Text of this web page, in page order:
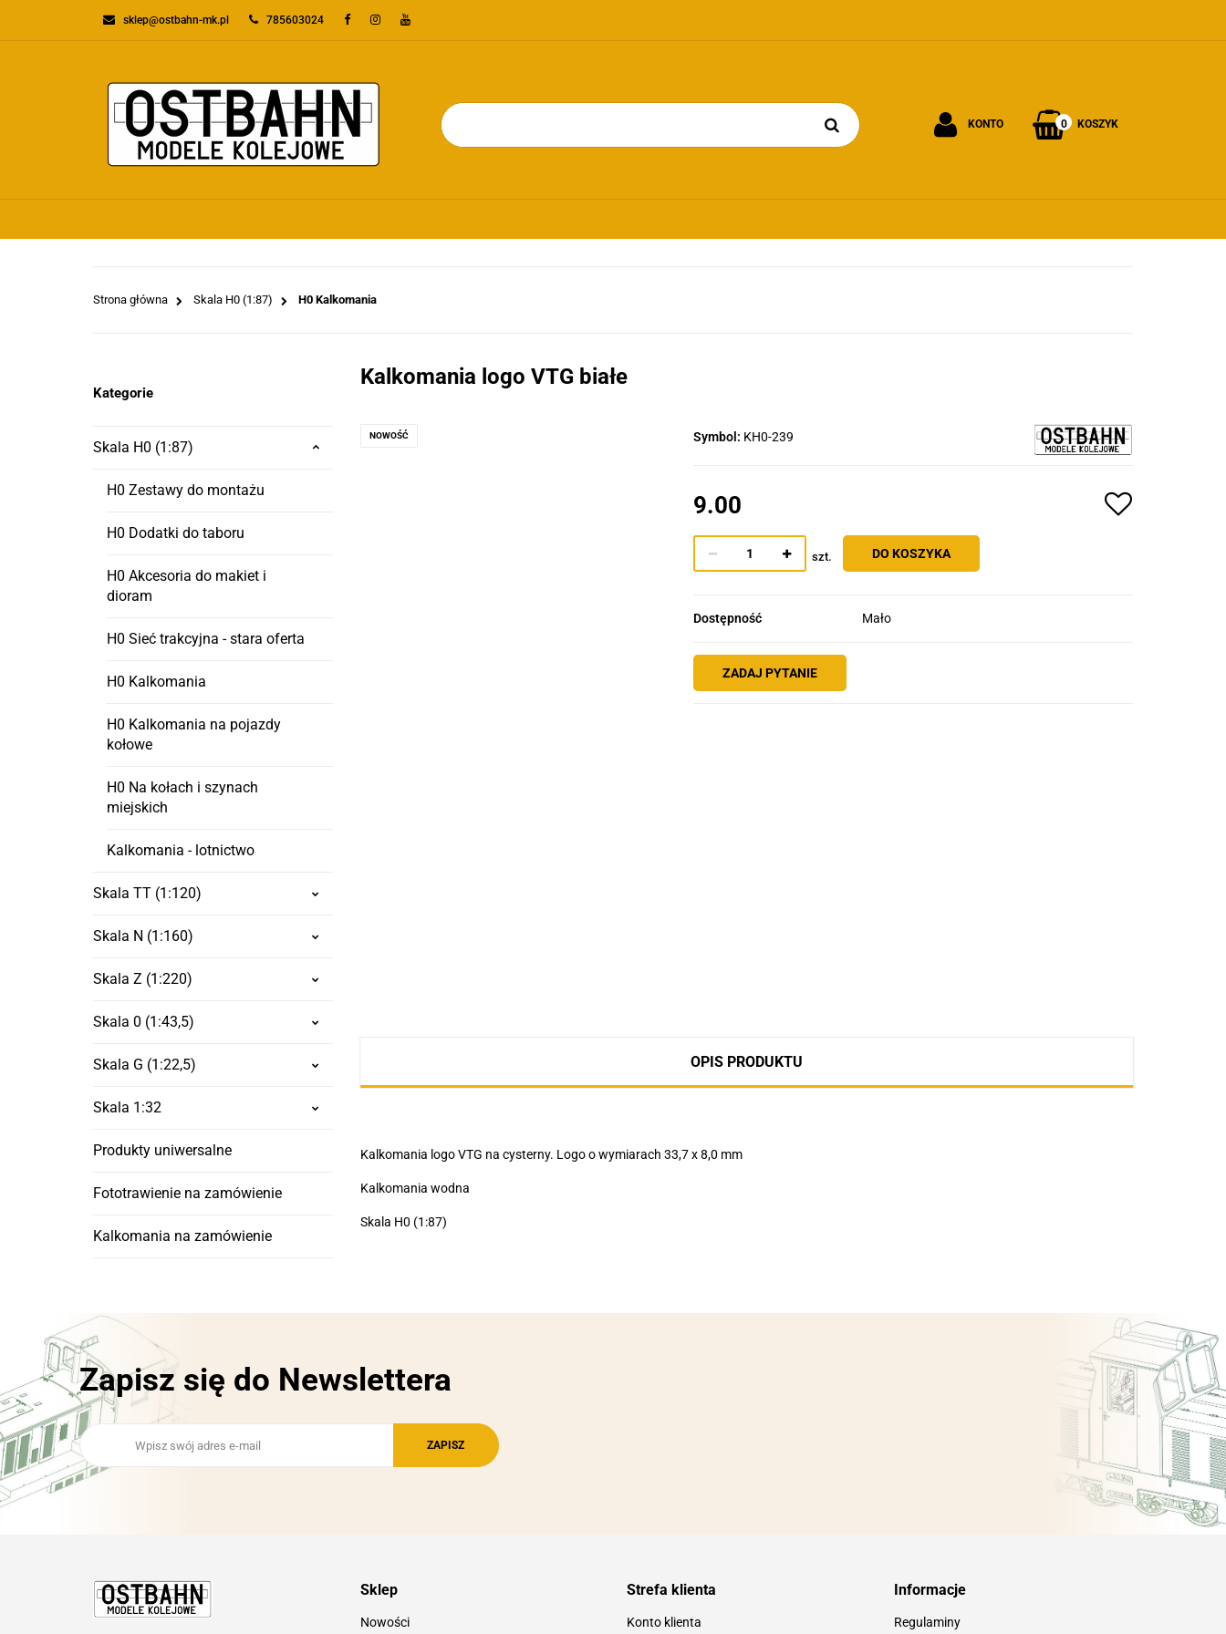
sklep@ostbahn-mk.pl 785603024
KONTO 0 KOSZYK
KATEGORIE PROMOCJE
Strona główna Skala H0 (1:87) H0 Kalkomania
Kategorie
Skala H0 (1:87)
H0 Zestawy do montażu
H0 Dodatki do taboru
H0 Akcesoria do makiet i
dioram
H0 Sieć trakcyjna - stara oferta
H0 Kalkomania
H0 Kalkomania na pojazdy
kołowe
H0 Na kołach i szynach
miejskich
Kalkomania - lotnictwo
Skala TT (1:120)
Skala N (1:160)
Skala Z (1:220)
Skala 0 (1:43,5)
Skala G (1:22,5)
Skala 1:32
Produkty uniwersalne
Fototrawienie na zamówienie
Kalkomania na zamówienie
Kalkomania logo VTG białe
NOWOŚĆ Symbol: KH0-239
9.00
szt. DO KOSZYKA
Dostępność Mało
ZADAJ PYTANIE
OPIS PRODUKTU
Kalkomania logo VTG na cysterny. Logo o wymiarach 33,7 x 8,0 mm
Kalkomania wodna
Skala H0 (1:87)
Zapisz się do Newslettera
Sklep
Nowości
Strefa klienta
Konto klienta
Informacje
Regulaminy